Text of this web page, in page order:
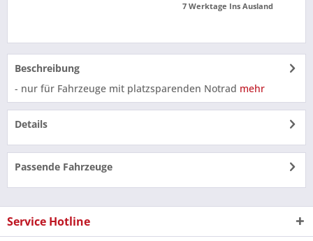
7 Werktage Ins Ausland
Beschreibung
- nur für Fahrzeuge mit platzsparenden Notrad mehr
Details
Passende Fahrzeuge
Service Hotline